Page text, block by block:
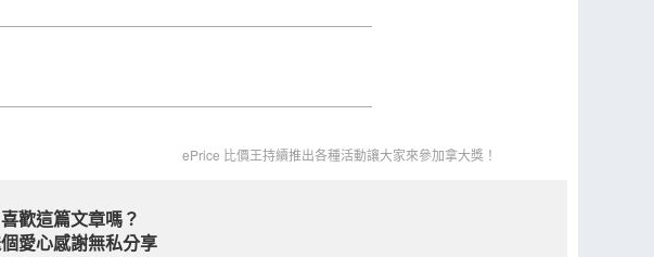
ePrice 比價王持續推出各種活動讓大家來參加拿大獎！
喜歡這篇文章嗎？
愛心感謝無私分享